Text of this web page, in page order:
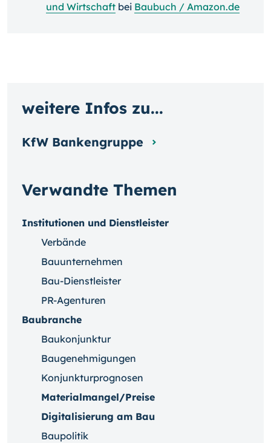
und Wirtschaft bei Baubuch / Amazon.de
Verwandte Themen
Institutionen und Dienstleister
Verbände
Bauunternehmen
Bau-Dienstleister
PR-Agenturen
Baubranche
Baukonjunktur
Baugenehmigungen
Konjunkturprognosen
Materialmangel/Preise
Digitalisierung am Bau
Baupolitik
weitere Infos zu...
KfW Bankengruppe